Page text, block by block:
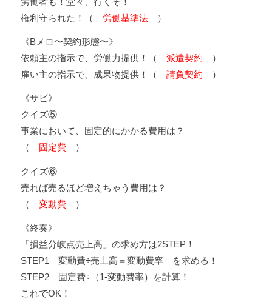
権利守られた！（労働基準法 ）
《Bメロ〜契約形態〜》
依頼主の指示で、労働力提供！（派遣契約 ）
雇い主の指示で、成果物提供！（請負契約 ）
《サビ》
クイズ⑤
事業において、固定的にかかる費用は？
（ 固定費 ）
クイズ⑥
売れば売るほど増えちゃう費用は？
（変動費 ）
《終奏》
「損益分岐点売上高」の求め方は2STEP！
STEP1 変動費÷売上高＝変動費率 を求める！
STEP2 固定費÷（1-変動費率）を計算！
これでOK！